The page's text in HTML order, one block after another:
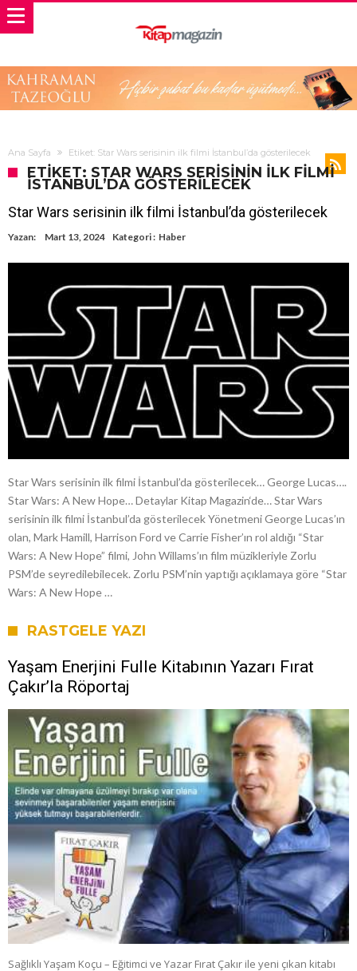
Ana Sayfa Etiket: Star Wars serisinin ilk filmi İstanbul’da gösterilecek
ETIKET: STAR WARS SERISININ ILK FILMI
İSTANBUL’DA GÖSTERILECEK
Star Wars serisinin ilk filmi İstanbul’da gösterilecek
Yazan: Mart 13, 2024 Kategori : Haber
Star Wars serisinin ilk filmi İstanbul’da gösterilecek… George Lucas….
Star Wars: A New Hope… Detaylar Kitap Magazin‘de… Star Wars
serisinin ilk filmi İstanbul’da gösterilecek Yönetmeni George Lucas’ın
olan, Mark Hamill, Harrison Ford ve Carrie Fisher’ın rol aldığı “Star
Wars: A New Hope” filmi, John Willams’ın film müzikleriyle Zorlu
PSM’de seyredilebilecek. Zorlu PSM’nin yaptığı açıklamaya göre “Star
Wars: A New Hope …
RASTGELE YAZI
Yaşam Enerjini Fulle Kitabının Yazarı Fırat
Çakır’la Röportaj
Sağlıklı Yaşam Koçu – Eğitimci ve Yazar Fırat Çakır ile yeni çıkan kitabı